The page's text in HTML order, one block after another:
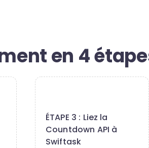
en 4
ÉTAPE 3 : Liez la
Countdown API à
Swiftask